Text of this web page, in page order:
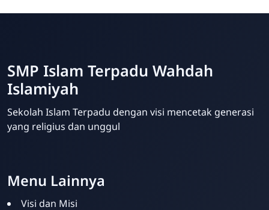
SMP Islam Terpadu Wahdah
Islamiyah
Sekolah Islam Terpadu dengan visi mencetak generasi
yang religius dan unggul
Menu Lainnya
Visi dan Misi